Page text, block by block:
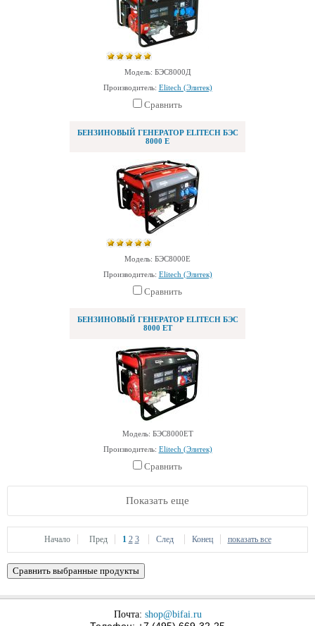
Модель: БЭС8000Д
Производитель: Elitech (Элитек)
Сравнить
БЕНЗИНОВЫЙ ГЕНЕРАТОР ELITECH БЭС
8000 Е
Модель: БЭС8000Е
Производитель: Elitech (Элитек)
Сравнить
БЕНЗИНОВЫЙ ГЕНЕРАТОР ELITECH БЭС
8000 ЕТ
Модель: БЭС8000ЕТ
Производитель: Elitech (Элитек)
Сравнить
Показать еще
Начало Пред 1 2 3 След Конец показать все
Почта: shop@bifai.ru